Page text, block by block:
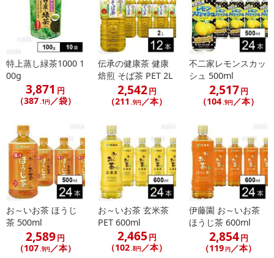
特上蒸し緑茶1000 1
00g
3,871 円
（387.1円／袋）
伝承の健康茶 健康
焙煎 そば茶 PET 2L
2,542円
（211 .9円 ／本）
不二家レモンスカッ
シュ 500ml
2,517円
（104.9円 ／本）
お～いお茶 ほうじ
茶 500ml
2,589円
（107.9円／本）
お～いお茶 玄米茶
PET 600ml
2,465 円
（102.8円／本）
伊藤園 お～いお茶
ほうじ茶 600ml
2,854円
（119 円／本）